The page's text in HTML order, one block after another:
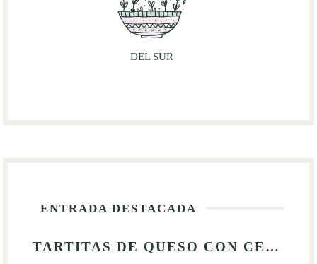
DEL SUR
ENTRADA DESTACADA
TARTITAS DE QUESO CON CEREZAS 🍒